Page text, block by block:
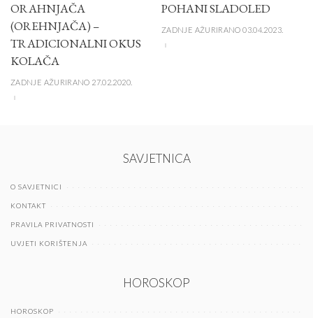
ORAHNJAČA
(OREHNJAČA) –
TRADICIONALNI OKUS
KOLAČA
ZADNJE AŽURIRANO 27.02.2020.
POHANI SLADOLED
ZADNJE AŽURIRANO 03.04.2023.
SAVJETNICA
O SAVJETNICI
KONTAKT
PRAVILA PRIVATNOSTI
UVJETI KORIŠTENJA
HOROSKOP
HOROSKOP